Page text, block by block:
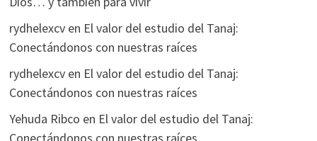
rydhelexcven El valor del estudio del Tanaj:
Conectándonos con nuestras raíces
rydhelexcven El valor del estudio del Tanaj:
Conectándonos con nuestras raíces
Yehuda Ribco en El valor del estudio del Tanaj:
Conectándonos con nuestras raíces